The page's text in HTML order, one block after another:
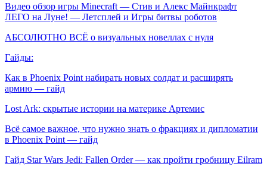
Видео обзор игры Minecraft — Стив и Алекс Майнкрафт
ЛЕГО на Луне! — Летсплей и Игры битвы роботов
АБСОЛЮТНО ВСЁ о визуальных новеллах с нуля
Гайды:
Как в Phoenix Point набирать новых солдат и расширять
армию — гайд
Lost Ark: скрытые истории на материке Артемис
Всё самое важное, что нужно знать о фракциях и дипломатии
в Phoenix Point — гайд
Гайд Star Wars Jedi: Fallen Order — как пройти гробницу Eilram